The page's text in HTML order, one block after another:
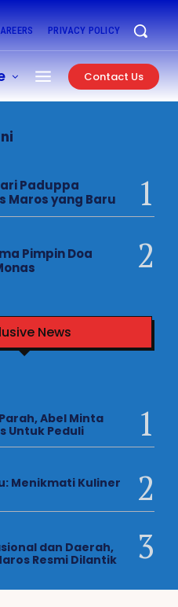
PRIVACY POLICY
Contact Us
Paduppa
Maros yang Baru
Pimpin Doa
News
Abel Minta
Untuk Peduli
Menikmati Kuliner
dan Daerah,
Resmi Dilantik